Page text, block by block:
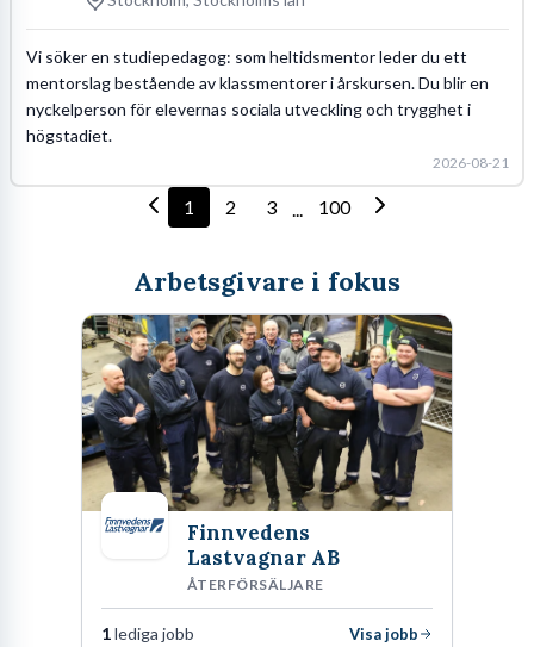
Vi söker en studiepedagog: som heltidsmentor leder du ett
mentorslag bestående av klassmentorer i årskursen. Du blir en
nyckelperson för elevernas sociala utveckling och trygghet i
högstadiet.
2026-08-21
1 2 3 ... 100
Arbetsgivare i fokus
Finnvedens
Lastvagnar AB
ÅTERFÖRSÄLJARE
1lediga jobb
Visa jobb